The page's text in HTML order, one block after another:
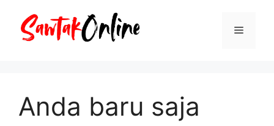
Menu
Anda baru saja